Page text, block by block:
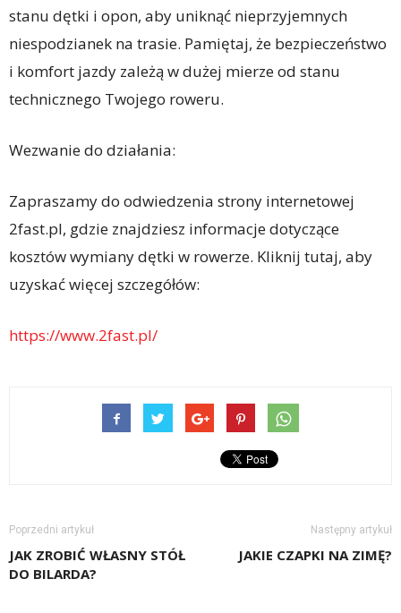
stanu dętki i opon, aby uniknąć nieprzyjemnych
niespodzianek na trasie. Pamiętaj, że bezpieczeństwo
i komfort jazdy zależą w dużej mierze od stanu
technicznego Twojego roweru.
Wezwanie do działania:
Zapraszamy do odwiedzenia strony internetowej
2fast.pl, gdzie znajdziesz informacje dotyczące
kosztów wymiany dętki w rowerze. Kliknij tutaj, aby
uzyskać więcej szczegółów:
https://www.2fast.pl/
Poprzedni artykuł
JAK ZROBIĆ WŁASNY STÓŁ
DO BILARDA?
Następny artykuł
JAKIE CZAPKI NA ZIMĘ?